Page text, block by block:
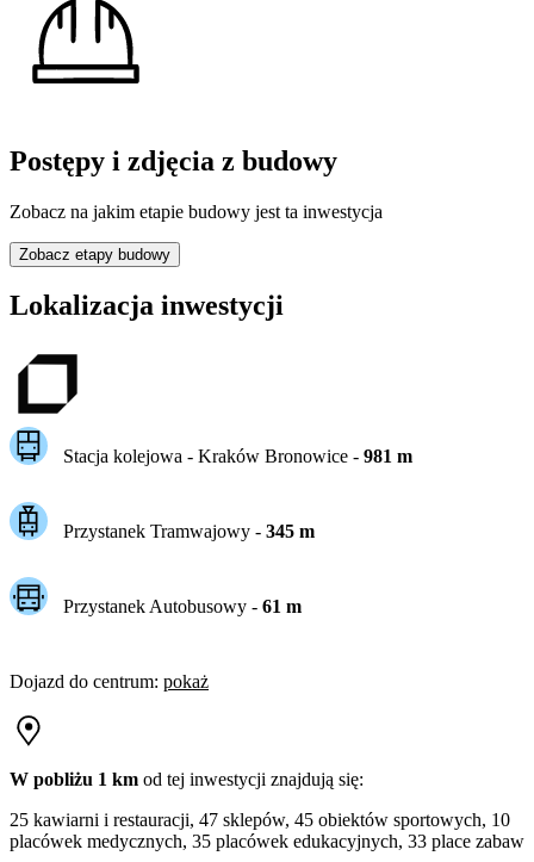
Postępy i zdjęcia z budowy
Zobacz na jakim etapie budowy jest ta inwestycja
Zobacz etapy budowy
Lokalizacja inwestycji
Stacja kolejowa - Kraków Bronowice- 981 m
Przystanek Tramwajowy - 345m
Przystanek Autobusowy - 61 m
Dojazd do centrum: pokaż
W pobliżu 1 km od tej inwestycji znajdują się:
25 kawiarni i restauracji, 47 sklepów, 45 obiektów sportowych, 10
placówek medycznych, 35 placówek edukacyjnych, 33 place zabaw